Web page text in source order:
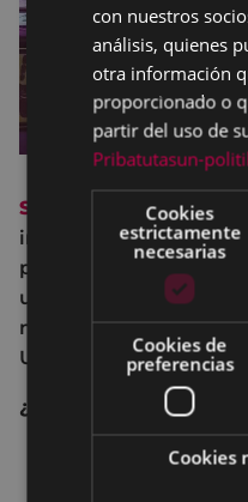
SexuBizi-Gune Morea
información,
protección ante las
ubicada este 25 de
noche a 03:00 de la
Unzaga.
¿Por qué acercarse al
Si quieres recibir
(erótica, placer,
con nuestros
análisis, quienes
otra información
proporcionado o
partir del uso de
Pribatutasun-
Cookies
estrictamente
necesarias
Cookies de
preferencias
Cookies